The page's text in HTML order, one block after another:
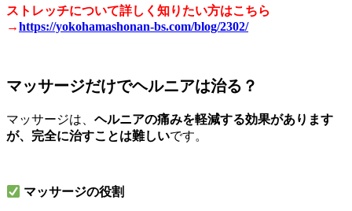
ストレッチについて詳しく知りたい方はこちら
→https://yokohamashonan-bs.com/blog/2302/
マッサージだけでヘルニアは治る？
マッサージは、 ヘルニアの痛みを軽減する効果があります
が、完全に治すことは難しいです。
マッサージの役割